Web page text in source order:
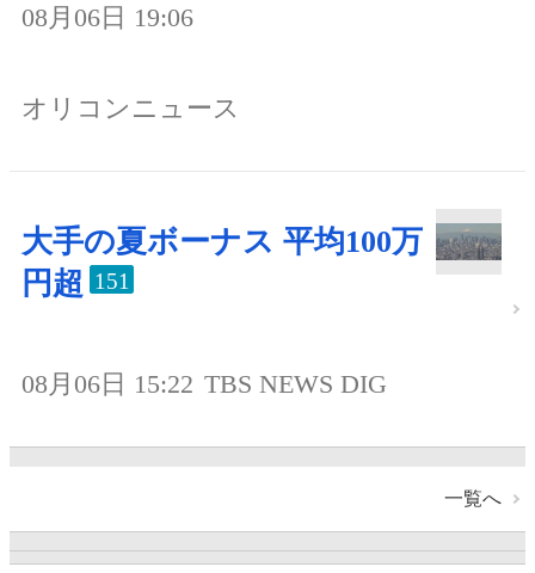
08月06日 19:06
オリコンニュース
大手の夏ボーナス 平均100万
円超 151
08月06日 15:22 TBS NEWS DIG
一覧へ